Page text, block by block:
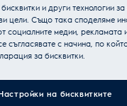
и други технологии
цели. Също така споделяме
социалните медии, рекламата
съгласявате с начина, по
за бисквитки.
на бисквитките